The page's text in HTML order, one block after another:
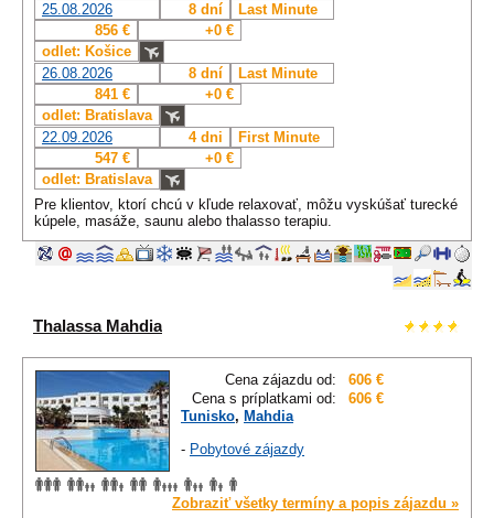
25.08.2026
8 dní
Last Minute
856 €
+0 €
odlet: Košice
26.08.2026
8 dní
Last Minute
841 €
+0 €
odlet: Bratislava
22.09.2026
4 dni
First Minute
547 €
+0 €
odlet: Bratislava
Pre klientov, ktorí chcú v kľude relaxovať, môžu vyskúšať turecké
kúpele, masáže, saunu alebo thalasso terapiu.
Thalassa Mahdia
Cena zájazdu od:
606 €
Cena s príplatkami od:
606 €
Tunisko, Mahdia
- Pobytové zájazdy
Zobraziť všetky termíny a popis zájazdu »